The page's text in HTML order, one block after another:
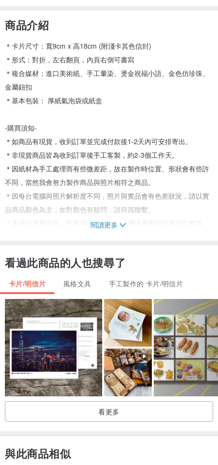
商品介紹
＊卡片尺寸：寬9cm x 高18cm (附淺卡其色信封)
＊形式：對折，左右翻頁，內頁右側可書寫
＊複合媒材：進口美術紙、手工暈染、燙金祝福小語、金色仿珍珠、
金屬鈕扣
＊基本包裝： 厚紙氣泡袋或紙盒
-購買須知-
＊如商品有現貨，收到訂單並完成付款後1-2天內可安排寄出。
＊非現貨商品皆為收到訂單後手工客製，約2-3個工作天。
＊因紙材為手工處理而有些微差距，故在製作時位置、形狀會有些許
不同，當然我會努力製作商品與照片相符之商品。
＊因每台電腦與照片解析度不同，照片與實品會有色差狀況，請以實
品商品顏色為主，如對顏色有疑問，請與我聯繫。
＊為減少浪費資源，不採用過度包裝，以運送過程保持商品完整為
閱讀更多
看過此商品的人也搜尋了
卡片/明信片 風格文具 手工製作的 卡片/明信片
看更多
與此商品相似